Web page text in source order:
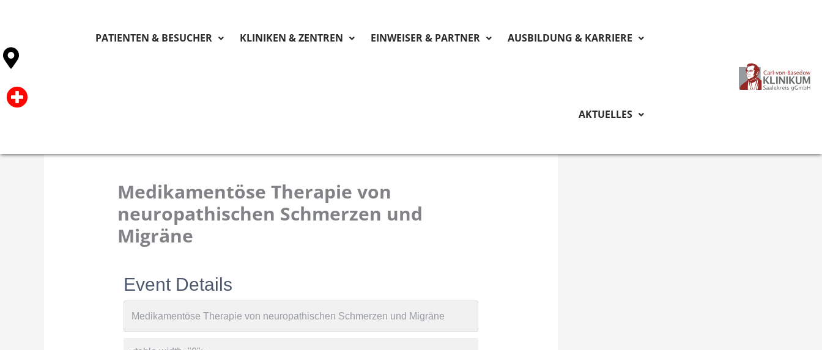
PATIENTEN & BESUCHER KLINIKEN & ZENTREN EINWEISER & PARTNER AUSBILDUNG & KARRIERE
AKTUELLES
Medikamentöse Therapie von
neuropathischen Schmerzen und
Migräne
Event Details